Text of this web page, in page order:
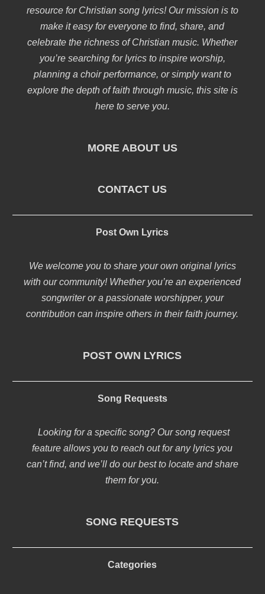
resource for Christian song lyrics! Our mission is to
make it easy for everyone to find, share, and
celebrate the richness of Christian music. Whether
you’re searching for lyrics to inspire worship,
planning a choir performance, or simply want to
explore the depth of faith through music, this site is
here to serve you.
MORE ABOUT US
CONTACT US
Post Own Lyrics
We welcome you to share your own original lyrics
with our community! Whether you’re an experienced
songwriter or a passionate worshipper, your
contribution can inspire others in their faith journey.
POST OWN LYRICS
Song Requests
Looking for a specific song? Our song request
feature allows you to reach out for any lyrics you
can’t find, and we’ll do our best to locate and share
them for you.
SONG REQUESTS
Categories